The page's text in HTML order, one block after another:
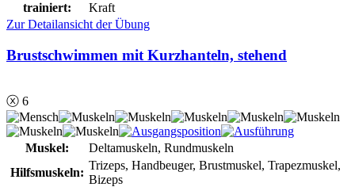
trainiert:
Kraft
Zur Detailansicht der Übung
Brustschwimmen mit Kurzhanteln, stehend
ⓧ 6
Muskel:
Deltamuskeln, Rundmuskeln
Hilfsmuskeln:
Trizeps, Handbeuger, Brustmuskel, Trapezmuskel,
Bizeps